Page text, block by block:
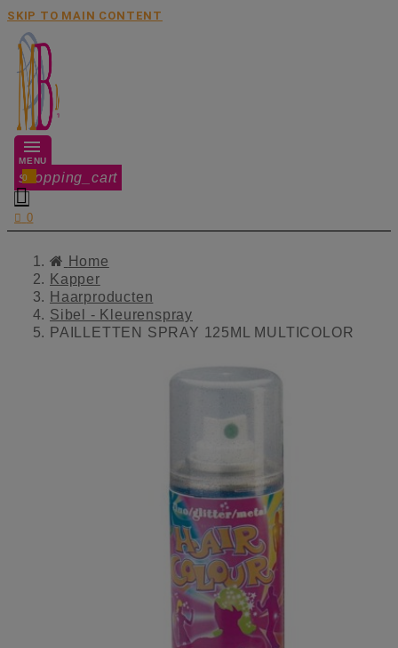
SKIP TO MAIN CONTENT
MENU
shopping_cart
0

 0
Home
Kapper
Haarproducten
Sibel - Kleurenspray
PAILLETTEN SPRAY 125ML MULTICOLOR